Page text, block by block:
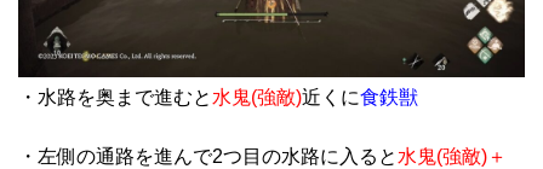
・水路を奥まで進むと 水鬼(強敵)近くに食鉄獣
・左側の通路を進んで2つ目の水路に入ると 水鬼(強敵)＋